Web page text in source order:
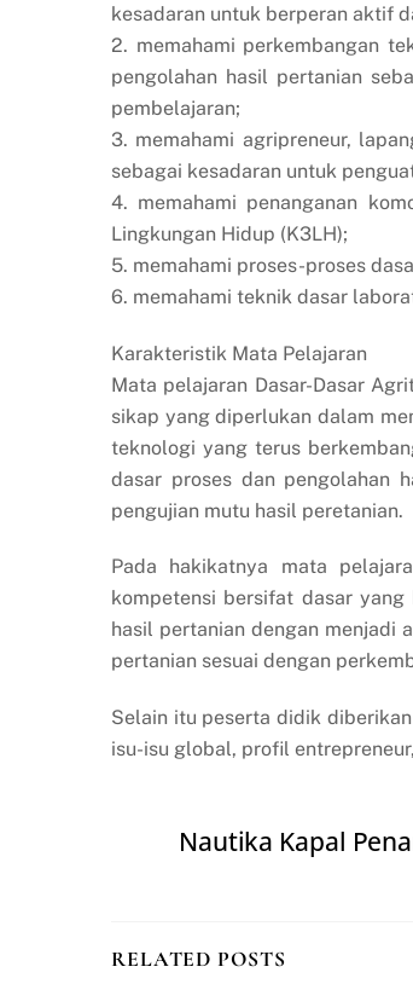
kesadaran untuk berperan aktif
2. memahami perkembangan
pengolahan hasil pertanian
pembelajaran;
3. memahami agripreneur,
sebagai kesadaran untuk
4. memahami penanganan
Lingkungan Hidup (K3LH);
5. memahami proses-proses
6. memahami teknik dasar
Karakteristik Mata Pelajaran
Mata pelajaran Dasar-Dasar
sikap yang diperlukan dalam
teknologi yang terus
dasar proses dan pengolahan
pengujian mutu hasil peretanian.
Pada hakikatnya mata
kompetensi bersifat dasar
hasil pertanian dengan menjadi
pertanian sesuai dengan
Selain itu peserta didik
isu-isu global, profil
Nautika Kapal
RELATED POSTS